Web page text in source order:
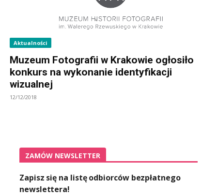
Aktualności
Muzeum Fotografii w Krakowie ogłosiło
konkurs na wykonanie identyfikacji
wizualnej
12/12/2018
ZAMÓW NEWSLETTER
Zapisz się na listę odbiorców bezpłatnego
newslettera!